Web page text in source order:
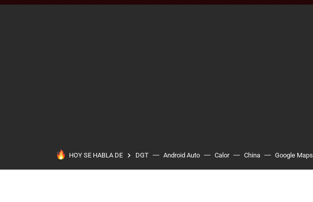
HOY SE HABLA DE DGT Android Auto Calor China Google Maps